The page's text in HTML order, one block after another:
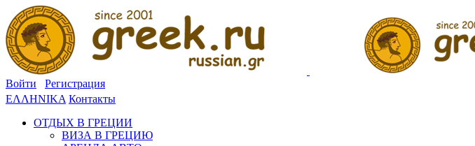
Войти
Регистрация
ΕΛΛΗΝΙΚΑ Контакты
ОТДЫХ В ГРЕЦИИ
ВИЗА В ГРЕЦИЮ